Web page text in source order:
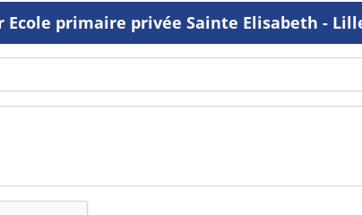
Ecole primaire privée Sainte Elisabeth -